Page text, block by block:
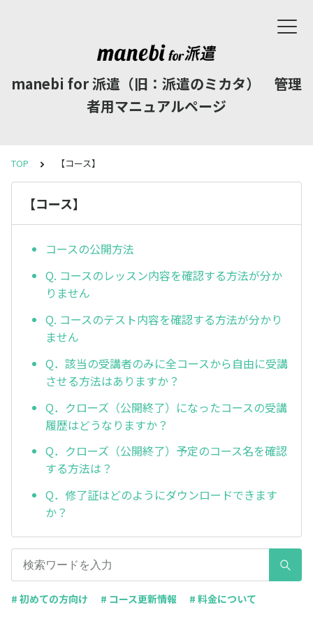
manebi for 派遣（旧：派遣のミカタ） 管理
者用マニュアルページ
TOP 【コース】
【コース】
コースの公開方法
Q. コースのレッスン内容を確認する方法が分か
りません
Q. コースのテスト内容を確認する方法が分かり
ません
Q．該当の受講者のみに全コースから自由に受講
させる方法はありますか？
Q．クローズ（公開終了）になったコースの受講
履歴はどうなりますか？
Q．クローズ（公開終了）予定のコース名を確認
する方法は？
Q．修了証はどのようにダウンロードできます
か？
# 初めての方向け # コース更新情報 # 料金について